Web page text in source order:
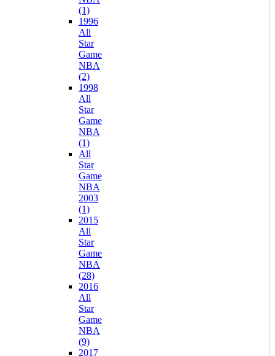
(1)
1996
All
Star
Game
NBA
(2)
1998
All
Star
Game
NBA
(1)
All
Star
Game
NBA
2003
(1)
2015
All
Star
Game
NBA
(28)
2016
All
Star
Game
NBA
(9)
2017